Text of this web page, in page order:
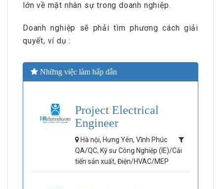
lớn về mặt nhân sự trong doanh nghiệp.
Doanh nghiệp sẽ phải tìm phương cách giải
quyết, ví dụ :
Những việc làm hấp dẫn
Project Electrical
Engineer
Hà nội, Hưng Yên, Vĩnh Phúc
QA/QC, Kỹ sư Công Nghiệp (IE)/Cải
tiến sản xuất, Điện/HVAC/MEP